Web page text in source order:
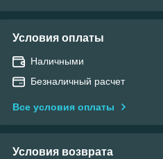
Условия оплаты
Наличными
Безналичный расчет
Все условия оплаты
Условия возврата